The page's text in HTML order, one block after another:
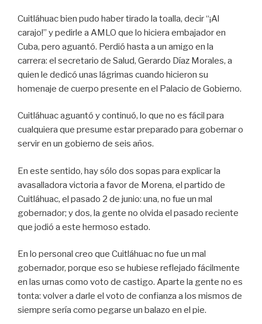
Cuitláhuac bien pudo haber tirado la toalla, decir “¡Al
carajo!” y pedirle a AMLO que lo hiciera embajador en
Cuba, pero aguantó. Perdió hasta a un amigo en la
carrera: el secretario de Salud, Gerardo Díaz Morales, a
quien le dedicó unas lágrimas cuando hicieron su
homenaje de cuerpo presente en el Palacio de Gobierno.
Cuitláhuac aguantó y continuó, lo que no es fácil para
cualquiera que presume estar preparado para gobernar o
servir en un gobierno de seis años.
En este sentido, hay sólo dos sopas para explicar la
avasalladora victoria a favor de Morena, el partido de
Cuitláhuac, el pasado 2 de junio: una, no fue un mal
gobernador; y dos, la gente no olvida el pasado reciente
que jodió a este hermoso estado.
En lo personal creo que Cuitláhuac no fue un mal
gobernador, porque eso se hubiese reflejado fácilmente
en las urnas como voto de castigo. Aparte la gente no es
tonta: volver a darle el voto de confianza a los mismos de
siempre sería como pegarse un balazo en el pie.